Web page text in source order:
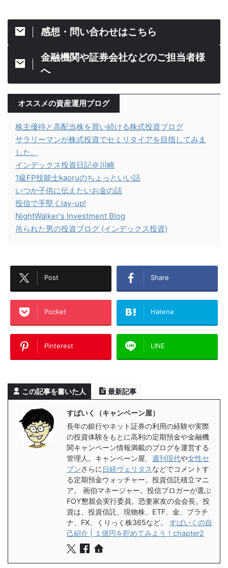
感想・問い合わせはこちら
金融機関や証券会社などのご担当者様
へ
オススメの資産運用ブログ
株主優待と高配当株を買い続ける株式投資ブログ
サラリーマンが株式投資でセミリタイアを目指してみま
した。
インデックス投資日記＠川崎
1級FP技能士kaoruのちょっといい話
いつか子供に伝えたいお金の話
投信で手堅くlay-up!
NightWalker's Investment Blog
吊られた男の投資ブログ (インデックス投資)
Post Share
Pocket Hatena
Pinterest LINE
この記事を書いた人 最新記事
すぱいく（キャンペーン屋）
長年の銀行やネット証券の利用の経験や実際
の投資体験をもとに高利の定期預金や金融機
関キャンペーン情報満載のブログを運営する
管理人。キャンペーン屋、 週刊現代や女性セ
ブンさらに 日経ヴェリタスなどでコメントす
る定期預金ウォッチャー。投資信託積立マニ
ア。 画伯マネージャー。投信ブロガーが選ぶ
FOY懇親会実行委員。恐妻家友の会会長。投
資は、投資信託、現物株、ETF、金、プラチ
ナ、FX、くりっく株365など。 すぱいくの自
己紹介 | １億円を貯めてみよう！chapter2